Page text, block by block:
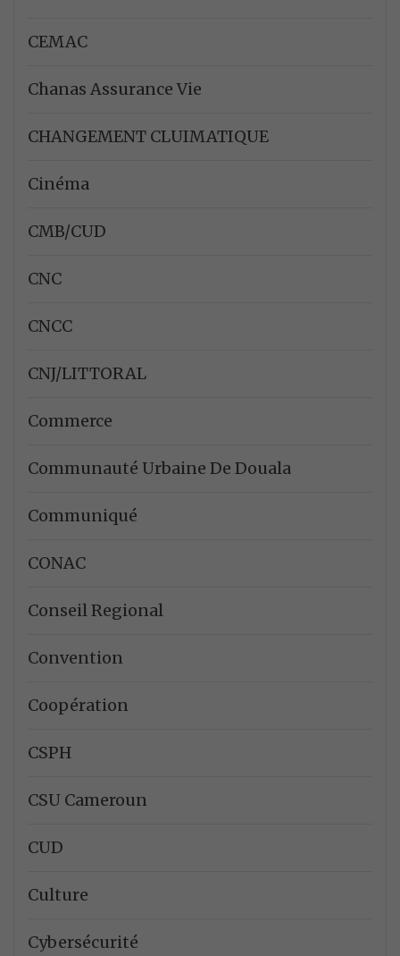
CEMAC
Chanas Assurance Vie
CHANGEMENT CLUIMATIQUE
Cinéma
CMB/CUD
CNC
CNCC
CNJ/LITTORAL
Commerce
Communauté Urbaine De Douala
Communiqué
CONAC
Conseil Regional
Convention
Coopération
CSPH
CSU Cameroun
CUD
Culture
Cybersécurité